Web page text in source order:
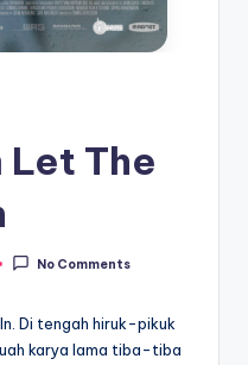
Let The
No Comments
Di tengah hiruk-pikuk
karya lama tiba-tiba